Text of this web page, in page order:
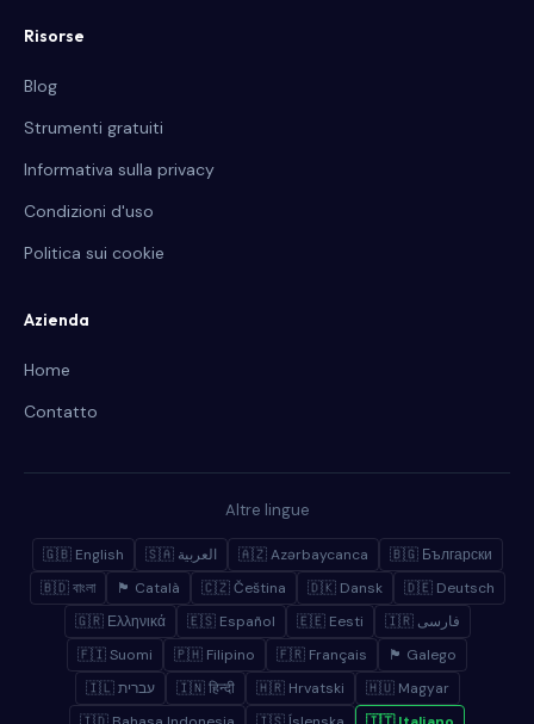
Risorse
Blog
Strumenti gratuiti
Informativa sulla privacy
Condizioni d'uso
Politica sui cookie
Azienda
Home
Contatto
Altre lingue
🇬🇧 English 🇸🇦 العربية 🇦🇿 Azərbaycanca
🇧🇬 Български
🇧🇩 বাংলা
🏴 Català 🇨🇿 Čeština 🇩🇰 Dansk
🇩🇪 Deutsch
🇬🇷 Ελληνικά
🇪🇸 Español 🇪🇪 Eesti
🇮🇷 فارسی
🇫🇮 Suomi
🇵🇭 Filipino 🇫🇷 Français
🏴 Galego
🇮🇱 עברית
🇮🇳 हिन्दी 🇭🇷 Hrvatski
🇭🇺 Magyar